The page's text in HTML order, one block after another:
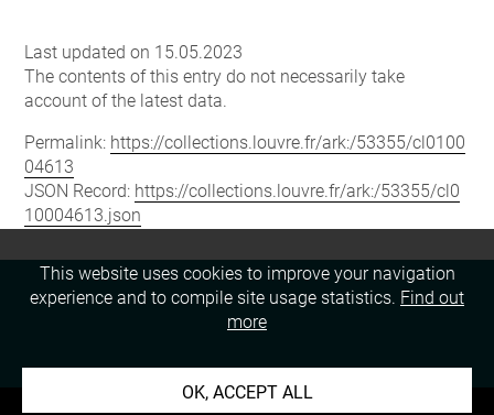
Last updated on 15.05.2023
The contents of this entry do not necessarily take
account of the latest data.
Permalink: https://collections.louvre.fr/ark:/53355/cl0100
04613
JSON Record: https://collections.louvre.fr/ark:/53355/cl0
10004613.json
This website uses cookies to improve your navigation
experience and to compile site usage statistics. Find out
more
OK, ACCEPT ALL